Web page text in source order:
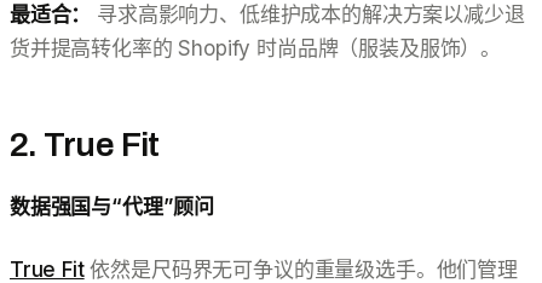
最适合：
寻求高影响力、低维护成本的解决方案以减少退
货并提高转化率的 Shopify 时尚品牌（服装及服饰）。
2. True Fit
数据强国与“代理”顾问
True Fit依然是尺码界无可争议的重量级选手。他们管理